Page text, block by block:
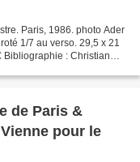
Paris, 1986. photo Ader
1/7 au verso. 29,5 x 21
Bibliographie : Christian
de Paris &
pour le